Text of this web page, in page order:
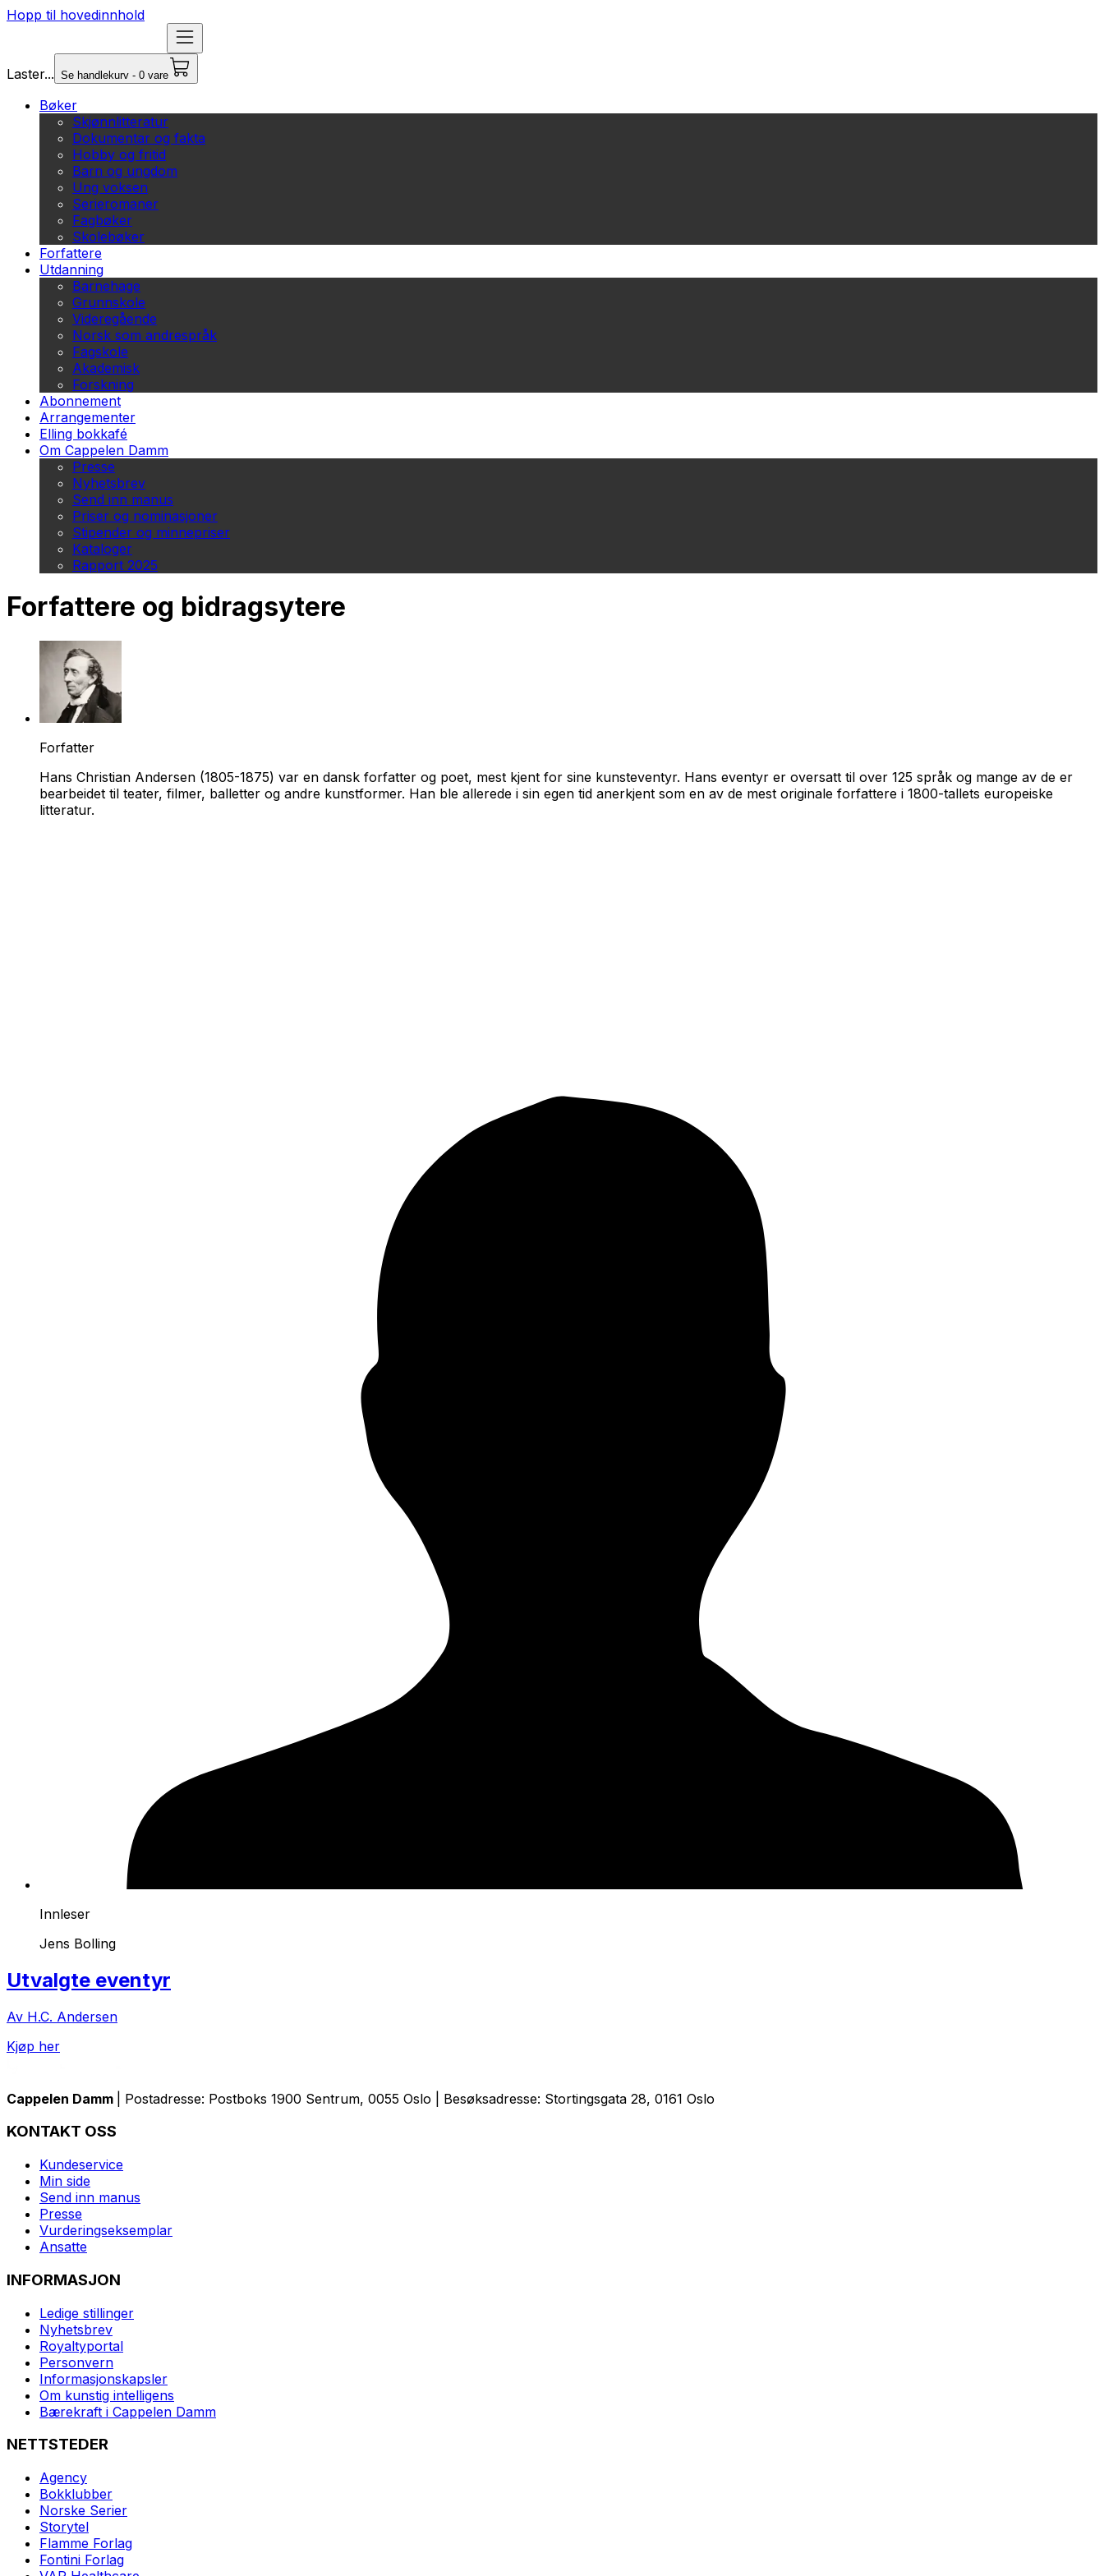
Hopp til hovedinnhold
Laster... Se handlekurv - 0 vare
Bøker
Skjønnlitteratur
Dokumentar og fakta
Hobby og fritid
Barn og ungdom
Ung voksen
Serieromaner
Fagbøker
Skolebøker
Forfattere
Utdanning
Barnehage
Grunnskole
Videregående
Norsk som andrespråk
Fagskole
Akademisk
Forskning
Abonnement
Arrangementer
Elling bokkafé
Om Cappelen Damm
Presse
Nyhetsbrev
Send inn manus
Priser og nominasjoner
Stipender og minnepriser
Kataloger
Rapport 2025
Forfattere og bidragsytere
Forfatter
Hans Christian Andersen (1805-1875) var en dansk forfatter og poet, mest kjent for sine kunsteventyr. Hans eventyr er oversatt til over 125 språk og mange av de er
bearbeidet til teater, filmer, balletter og andre kunstformer. Han ble allerede i sin egen tid anerkjent som en av de mest originale forfattere i 1800-tallets europeiske
litteratur.
Innleser
Jens Bolling
Utvalgte eventyr
Av H.C. Andersen
Kjøp her
Cappelen Damm | Postadresse: Postboks 1900 Sentrum, 0055 Oslo | Besøksadresse: Stortingsgata 28, 0161 Oslo
KONTAKT OSS
Kundeservice
Min side
Send inn manus
Presse
Vurderingseksemplar
Ansatte
INFORMASJON
Ledige stillinger
Nyhetsbrev
Royaltyportal
Personvern
Informasjonskapsler
Om kunstig intelligens
Bærekraft i Cappelen Damm
NETTSTEDER
Agency
Bokklubber
Norske Serier
Storytel
Flamme Forlag
Fontini Forlag